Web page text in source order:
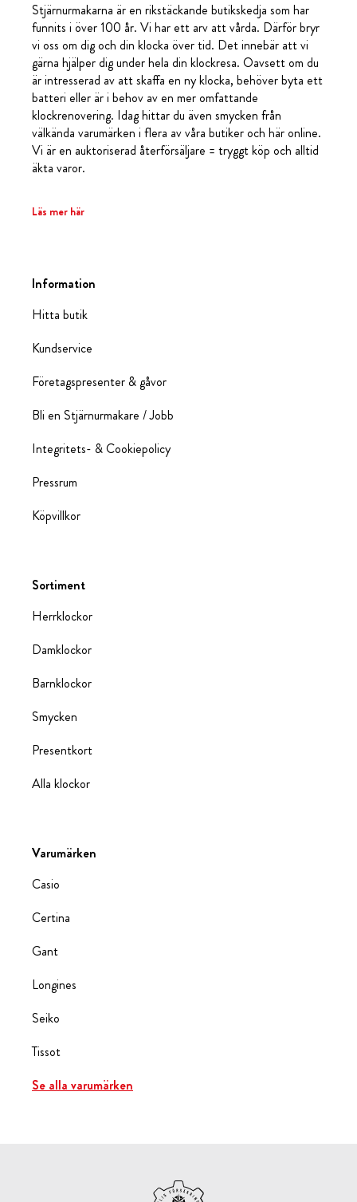
Stjärnurmakarna är en rikstäckande butikskedja som har
funnits i över 100 år. Vi har ett arv att vårda. Därför bryr
vi oss om dig och din klocka över tid. Det innebär att vi
gärna hjälper dig under hela din klockresa. Oavsett om du
är intresserad av att skaffa en ny klocka, behöver byta ett
batteri eller är i behov av en mer omfattande
klockrenovering. Idag hittar du även smycken från
välkända varumärken i flera av våra butiker och här online.
Vi är en auktoriserad återförsäljare = tryggt köp och alltid
äkta varor.
Läs mer här
Information
Hitta butik
Kundservice
Företagspresenter & gåvor
Bli en Stjärnurmakare / Jobb
Integritets- & Cookiepolicy
Pressrum
Köpvillkor
Sortiment
Herrklockor
Damklockor
Barnklockor
Smycken
Presentkort
Alla klockor
Varumärken
Casio
Certina
Gant
Longines
Seiko
Tissot
Se alla varumärken